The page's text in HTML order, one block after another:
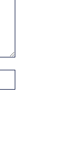
Internet: